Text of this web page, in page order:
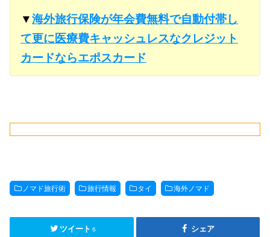
▼海外旅行保険が年会費無料で自動付帯し
て更に医療費キャッシュレスなクレジット
カードならエポスカード
ノマド旅行術 旅行情報 タイ 海外ノマド
ツイート 6 シェア